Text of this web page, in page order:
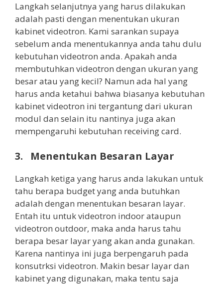
Langkah selanjutnya yang harus dilakukan
adalah pasti dengan menentukan ukuran
kabinet videotron. Kami sarankan supaya
sebelum anda menentukannya anda tahu dulu
kebutuhan videotron anda. Apakah anda
membutuhkan videotron dengan ukuran yang
besar atau yang kecil? Namun ada hal yang
harus anda ketahui bahwa biasanya kebutuhan
kabinet videotron ini tergantung dari ukuran
modul dan selain itu nantinya juga akan
mempengaruhi kebutuhan receiving card.
3. Menentukan Besaran Layar
Langkah ketiga yang harus anda lakukan untuk
tahu berapa budget yang anda butuhkan
adalah dengan menentukan besaran layar.
Entah itu untuk videotron indoor ataupun
videotron outdoor, maka anda harus tahu
berapa besar layar yang akan anda gunakan.
Karena nantinya ini juga berpengaruh pada
konsutrksi videotron. Makin besar layar dan
kabinet yang digunakan, maka tentu saja